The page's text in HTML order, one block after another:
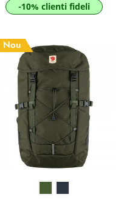
-10% clienti fideli
Nou